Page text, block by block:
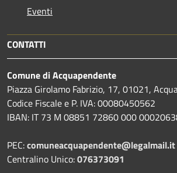
Eventi
CONTATTI
Comune di Acquapendente
Piazza Girolamo Fabrizio, 17, 01021,
Codice Fiscale e P. IVA: 00080450562
IBAN: IT 73 M 08851 72860 000
PEC:comuneacquapendente@legalmail.it
Centralino Unico:076373091